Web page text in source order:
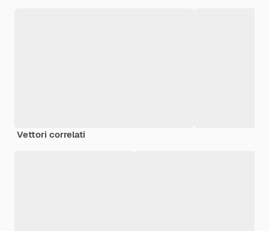
Vettori correlati